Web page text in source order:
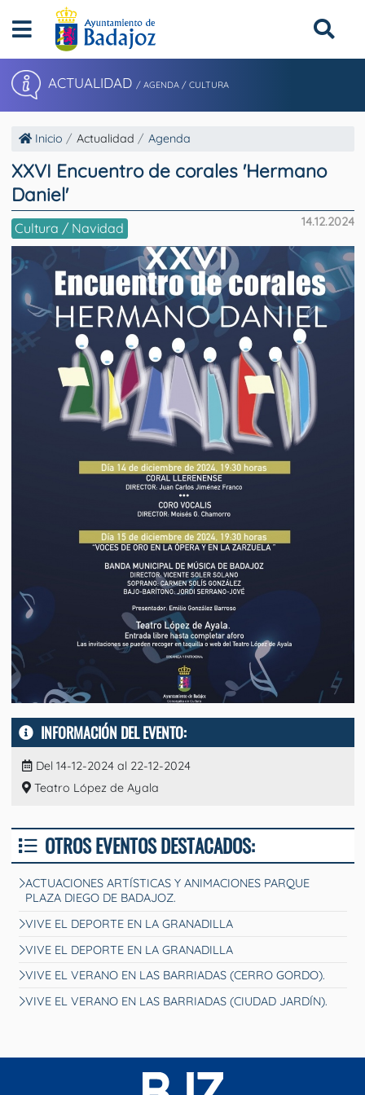
ACTUALIDAD / AGENDA / CULTURA
Inicio Actualidad Agenda
XXVI Encuentro de corales 'Hermano
Daniel'
14.12.2024
Cultura / Navidad
INFORMACIÓN DEL EVENTO:
Del 14-12-2024 al 22-12-2024
Teatro López de Ayala
OTROS EVENTOS DESTACADOS:
ACTUACIONES ARTÍSTICAS Y ANIMACIONES PARQUE
PLAZA DIEGO DE BADAJOZ.
VIVE EL DEPORTE EN LA GRANADILLA
VIVE EL DEPORTE EN LA GRANADILLA
VIVE EL VERANO EN LAS BARRIADAS (CERRO GORDO).
VIVE EL VERANO EN LAS BARRIADAS (CIUDAD JARDÍN).